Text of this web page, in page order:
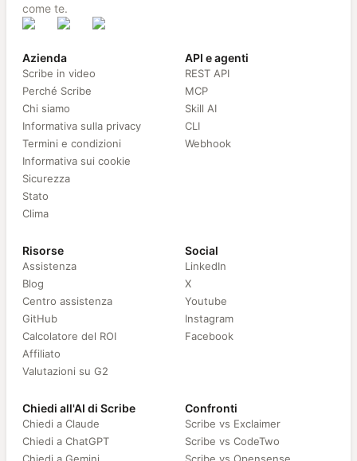
come te.
Azienda
Scribe in video
Perché Scribe
Chi siamo
Informativa sulla privacy
Termini e condizioni
Informativa sui cookie
Sicurezza
Stato
Clima
API e agenti
REST API
MCP
Skill AI
CLI
Webhook
Risorse
Assistenza
Blog
Centro assistenza
GitHub
Calcolatore del ROI
Affiliato
Valutazioni su G2
Social
LinkedIn
X
Youtube
Instagram
Facebook
Chiedi all'AI di Scribe
Chiedi a Claude
Chiedi a ChatGPT
Chiedi a Gemini
Confronti
Scribe vs Exclaimer
Scribe vs CodeTwo
Scribe vs Opensense